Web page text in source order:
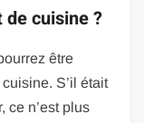
cuisine ?
être
S’il était
ce n’est plus